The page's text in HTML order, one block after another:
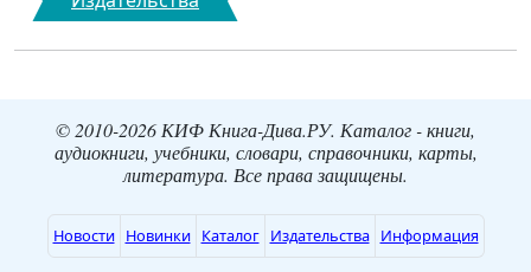
© 2010-2026 КИФ Книга-Дива.РУ. Каталог - книги,
аудиокниги, учебники, словари, справочники, карты,
литература. Все права защищены.
Новости Новинки Каталог Издательства Информация